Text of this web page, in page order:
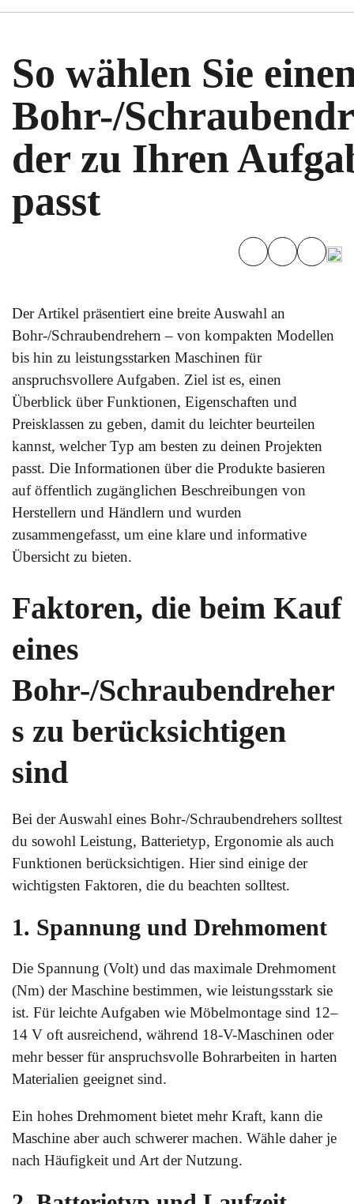
So wählen Sie
Bohr-/
der zu Ihren
passt
Der Artikel präsentiert eine breite Auswahl an
Bohr-/Schraubendrehern – von kompakten Modellen
bis hin zu leistungsstarken Maschinen für
anspruchsvollere Aufgaben. Ziel ist es, einen
Überblick über Funktionen, Eigenschaften und
Preisklassen zu geben, damit du leichter beurteilen
kannst, welcher Typ am besten zu deinen Projekten
passt. Die Informationen über die Produkte basieren
auf öffentlich zugänglichen Beschreibungen von
Herstellern und Händlern und wurden
zusammengefasst, um eine klare und informative
Übersicht zu bieten.
Faktoren, die beim Kauf
eines
Bohr-/Schraubendreher
s zu berücksichtigen
sind
Bei der Auswahl eines Bohr-/Schraubendrehers solltest
du sowohl Leistung, Batterietyp, Ergonomie als auch
Funktionen berücksichtigen. Hier sind einige der
wichtigsten Faktoren, die du beachten solltest.
1. Spannung und Drehmoment
Die Spannung (Volt) und das maximale Drehmoment
(Nm) der Maschine bestimmen, wie leistungsstark sie
ist. Für leichte Aufgaben wie Möbelmontage sind 12–
14 V oft ausreichend, während 18-V-Maschinen oder
mehr besser für anspruchsvolle Bohrarbeiten in harten
Materialien geeignet sind.
Ein hohes Drehmoment bietet mehr Kraft, kann die
Maschine aber auch schwerer machen. Wähle daher je
nach Häufigkeit und Art der Nutzung.